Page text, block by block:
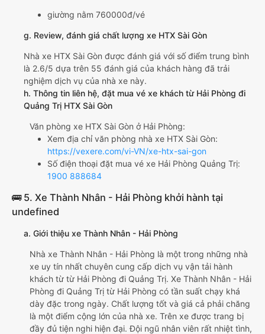
giường nằm 760000đ/vé
g. Review, đánh giá chất lượng xe HTX Sài Gòn
Nhà xe HTX Sài Gòn được đánh giá với số điểm trung bình
là 2.6/5 dựa trên 55 đánh giá của khách hàng đã trải
nghiệm dịch vụ của nhà xe này.
h. Thông tin liên hệ, đặt mua vé xe khách từ Hải Phòng đi
Quảng Trị HTX Sài Gòn
Văn phòng xe HTX Sài Gòn ở Hải Phòng:
Xem địa chỉ văn phòng nhà xe HTX Sài Gòn:
https://vexere.com/vi-VN/xe-htx-sai-gon
Số điện thoại đặt mua vé xe Hải Phòng Quảng Trị:
1900 888684
🚌 5. Xe Thành Nhân - Hải Phòng khởi hành tại
undefined
a. Giới thiệu xe Thành Nhân - Hải Phòng
Nhà xe Thành Nhân - Hải Phòng là một trong những nhà
xe uy tín nhất chuyên cung cấp dịch vụ vận tải hành
khách từ từ Hải Phòng đi Quảng Trị. Xe Thành Nhân - Hải
Phòng đi Quảng Trị từ Hải Phòng có tần suất chạy khá
dày đặc trong ngày. Chất lượng tốt và giá cả phải chăng
là một điểm cộng lớn của nhà xe. Trên xe được trang bị
đầy đủ tiện nghi hiện đại. Đội ngũ nhân viên rất nhiệt tình,